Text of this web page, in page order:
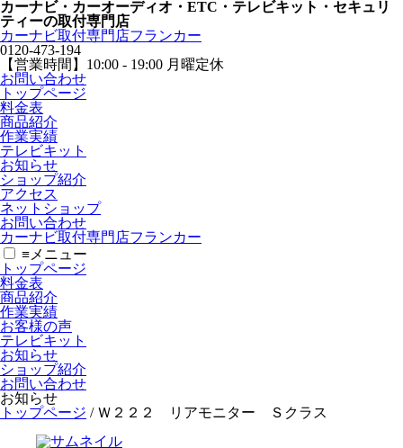
カーナビ・カーオーディオ・ETC・テレビキット・セキュリ
ティーの取付専門店
カーナビ取付専⾨店フランカー
0120-473-194
【営業時間】 10:00 - 19:00 月曜定休
お問い合わせ
トップページ
料金表
商品紹介
作業実績
テレビキット
お知らせ
ショップ紹介
アクセス
ネットショップ
お問い合わせ
カーナビ取付専⾨店フランカー
≡ メニュー
トップページ
料金表
商品紹介
作業実績
お客様の声
テレビキット
お知らせ
ショップ紹介
お問い合わせ
お知らせ
トップページ / Ｗ２２２ リアモニター Ｓクラス